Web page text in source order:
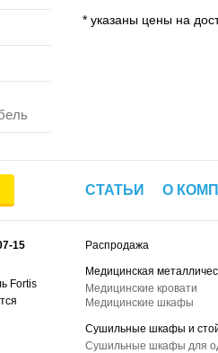
* указаны цены на
СТАТЬИ О
15
Fortis
Распродажа
Медицинская
Медицинские кровати
Медицинские шкафы
Сушильные шкафы и
Сушильные шкафы для